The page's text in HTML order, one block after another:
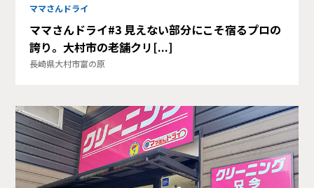
ママさんドライ
ママさんドライ#3 見えない部分にこそ宿るプロの
誇り。大村市の老舗クリ[...]
長崎県大村市富の原